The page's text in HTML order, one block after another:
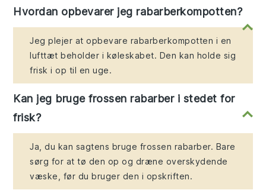
Hvordan opbevarer jeg rabarberkompotten?
Jeg plejer at opbevare rabarberkompotten i en
lufttæt beholder i køleskabet. Den kan holde sig
frisk i op til en uge.
Kan jeg bruge frossen rabarber i stedet for
frisk?
Ja, du kan sagtens bruge frossen rabarber. Bare
sørg for at tø den op og dræne overskydende
væske, før du bruger den i opskriften.